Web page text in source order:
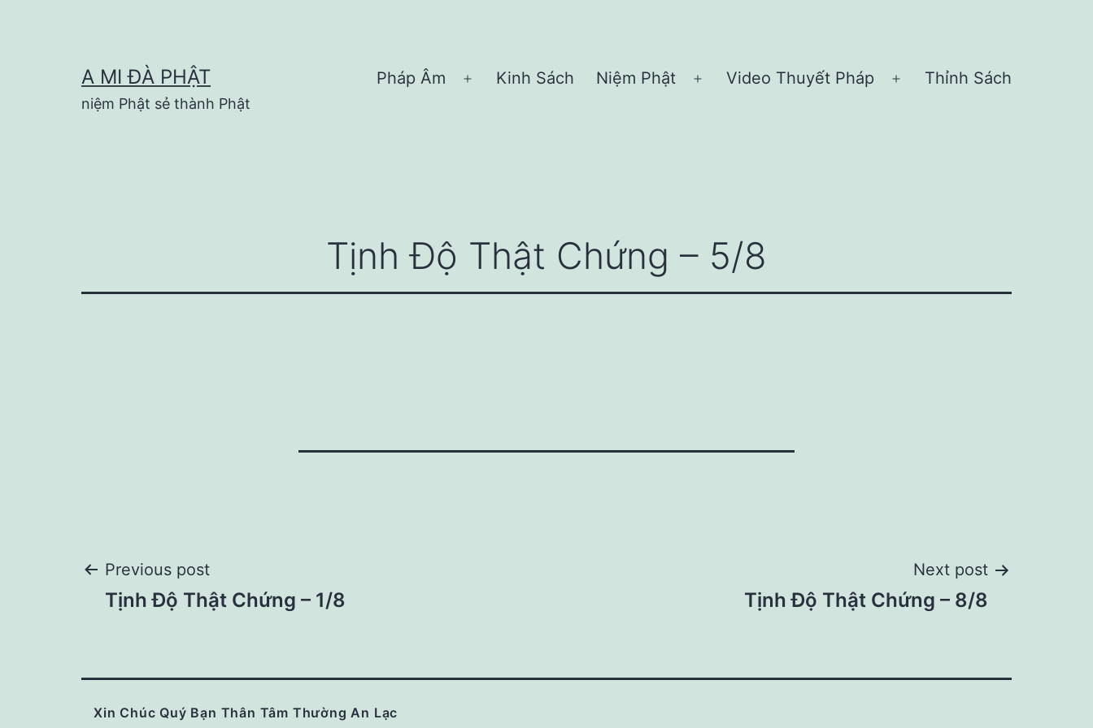
A MI ĐÀ PHẬT
niệm Phật sẻ thành Phật
Pháp Âm
Open
Kinh Sách Niệm Phật
Open
Video Thuyết Pháp
Open
Thỉnh Sách
Tịnh Độ Thật Chứng – 5/8
Post
Previous post
Tịnh Độ Thật Chứng – 1/8
Next post
Tịnh Độ Thật Chứng – 8/8
Xin Chúc Quý Bạn Thân Tâm Thường An Lạc